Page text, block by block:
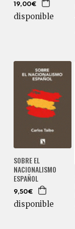
19,00€
disponible
SOBRE EL
NACIONALISMO
ESPAÑOL
9,50€
disponible